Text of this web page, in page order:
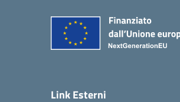
Link Esterni